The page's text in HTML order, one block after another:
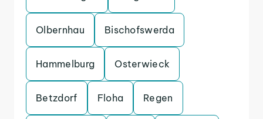
Olbernhau Bischofswerda
Hammelburg Osterwieck
Betzdorf Floha Regen